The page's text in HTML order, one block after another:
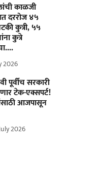
काळजी
दररोज ४५
कुत्री, ५५
कुत्रे
2026
पूर्वीच सरकारी
टेक-एक्सपर्ट!
आजपासून
2026